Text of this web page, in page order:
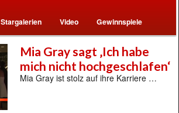
Stargalerien Video Gewinnspiele
Mia Gray sagt ‚Ich habe
mich nicht hochgeschlafen‘
Mia Gray ist stolz auf ihre Karriere …